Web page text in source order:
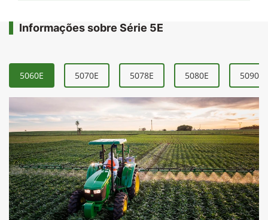
Informações sobre Série 5E
5060E 5070E 5078E 5080E 5090E